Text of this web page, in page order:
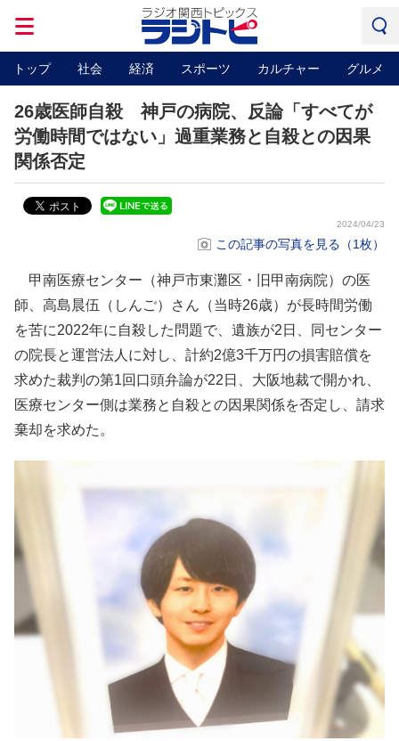
トップ 社会 経済 スポーツ カルチャー グルメ
26歳医師自殺 神戸の病院、反論「すべてが
労働時間ではない」過重業務と自殺との因果
関係否定
2024/04/23
この記事の写真を見る（1枚）
甲南医療センター（神戸市東灘区・旧甲南病院）の医
師、高島晨伍（しんご）さん（当時26歳）が長時間労働
を苦に2022年に自殺した問題で、遺族が2日、同センター
の院長と運営法人に対し、計約2億3千万円の損害賠償を
求めた裁判の第1回口頭弁論が22日、大阪地裁で開かれ、
医療センター側は業務と自殺との因果関係を否定し、請求
棄却を求めた。